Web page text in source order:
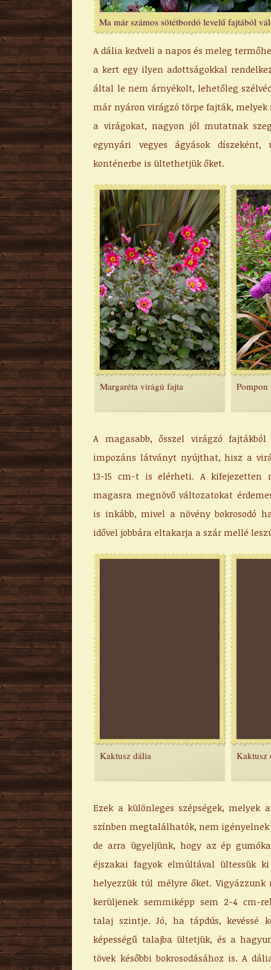
Ma már számos sötétbordó levelű fajtából
A dália kedveli a napos és meleg
a kert egy ilyen adottságokkal
által le nem árnyékolt, lehetőleg
már nyáron virágzó törpe fajták,
a virágokat, nagyon jól mutatnak
egynyári vegyes ágyások díszeként,
konténerbe is ültethetjük őket.
Margaréta virágú fajta
A magasabb, ősszel virágzó
impozáns látványt nyújthat, hisz a
13-15 cm-t is elérheti. A kifejezetten
magasra megnövő változatokat
is inkább, mivel a növény bokrosodó
idővel jobbára eltakarja a szár mellé
Kaktusz dália Kaktusz
Ezek a különleges szépségek, melyek
színben megtalálhatók, nem igényelnek
de arra ügyeljünk, hogy az ép
éjszakai fagyok elmúltával ültessük ki
helyezzük túl mélyre őket.
kerüljenek semmiképp sem 2-4 cm-
talaj szintje. Jó, ha tápdús, kevéssé
képességű talajba ültetjük, és a
tövek későbbi bokrosodásához is. A